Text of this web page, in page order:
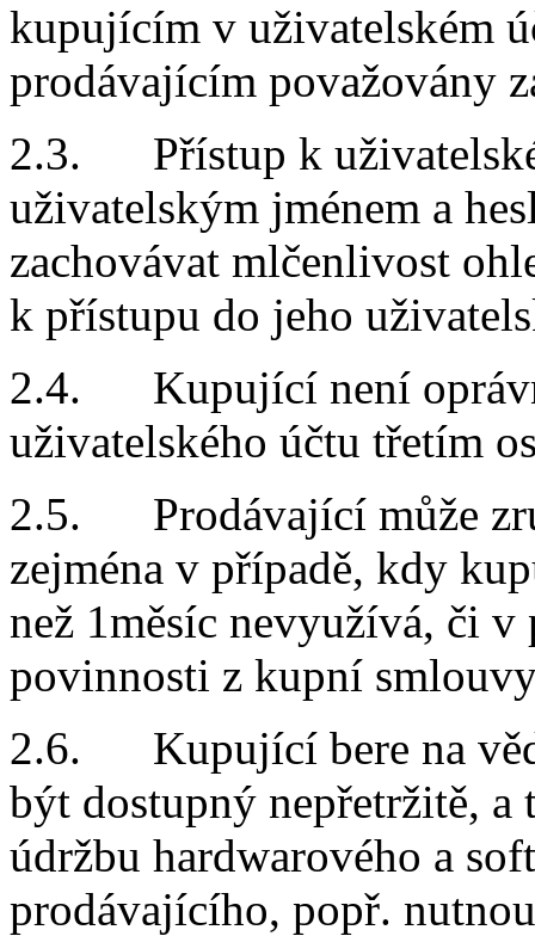
kupujícím v uživatelském
prodávajícím považovány
2.3. Přístup k
uživatelským jménem a
zachovávat mlčenlivost
k přístupu do jeho
2.4. Kupující není
uživatelského účtu třetím
2.5. Prodávající může
zejména v případě, kdy
než 1měsíc nevyužívá, či
povinnosti z kupní
2.6. Kupující bere na
být dostupný nepřetržitě, a
údržbu hardwarového a
prodávajícího, popř.